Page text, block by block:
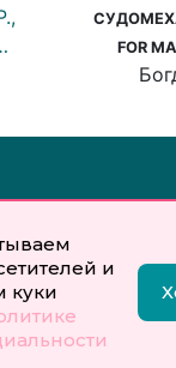
и
куки
FOR